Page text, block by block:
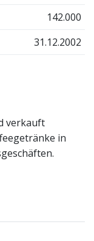
142.000
31.12.2002
verkauft
in